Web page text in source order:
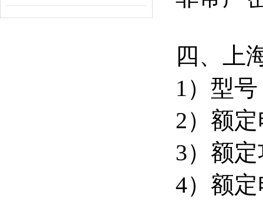
四、上
1）型号
2）额
3）额
4）额